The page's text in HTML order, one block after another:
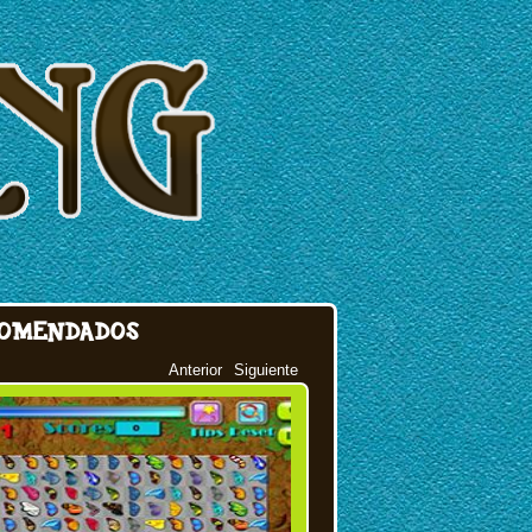
Siguiente
Anterior